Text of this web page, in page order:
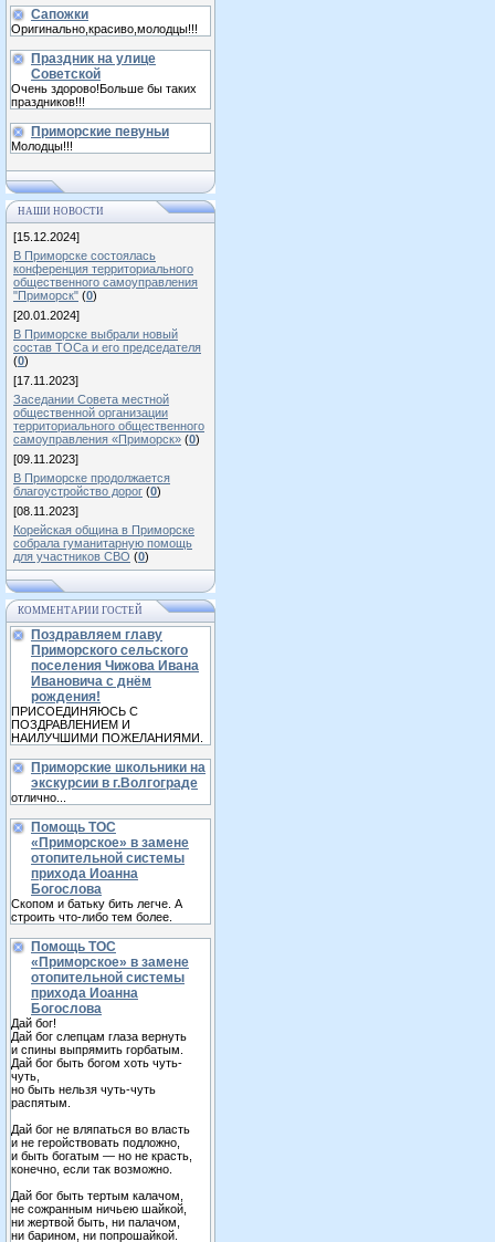
Сапожки
Оригинально,красиво,молодцы!!!
Праздник на улице
Советской
Очень здорово!Больше бы таких
праздников!!!
Приморские певуньи
Молодцы!!!
НАШИ НОВОСТИ
[15.12.2024]
В Приморске состоялась
конференция территориального
общественного самоуправления
"Приморск" (0)
[20.01.2024]
В Приморске выбрали новый
состав ТОСа и его председателя
(0)
[17.11.2023]
Заседании Совета местной
общественной организации
территориального общественного
самоуправления «Приморск» (0)
[09.11.2023]
В Приморске продолжается
благоустройство дорог (0)
[08.11.2023]
Корейская община в Приморске
собрала гуманитарную помощь
для участников СВО (0)
КОММЕНТАРИИ ГОСТЕЙ
Поздравляем главу
Приморского сельского
поселения Чижова Ивана
Ивановича с днём
рождения!
ПРИСОЕДИНЯЮСЬ С
ПОЗДРАВЛЕНИЕМ И
НАИЛУЧШИМИ ПОЖЕЛАНИЯМИ.
Приморские школьники на
экскурсии в г.Волгограде
отлично...
Помощь ТОС
«Приморское» в замене
отопительной системы
прихода Иоанна
Богослова
Скопом и батьку бить легче. А
строить что-либо тем более.
Помощь ТОС
«Приморское» в замене
отопительной системы
прихода Иоанна
Богослова
Дай бог!
Дай бог слепцам глаза вернуть
и спины выпрямить горбатым.
Дай бог быть богом хоть чуть-
чуть,
но быть нельзя чуть-чуть
распятым.
Дай бог не вляпаться во власть
и не геройствовать подложно,
и быть богатым — но не красть,
конечно, если так возможно.
Дай бог быть тертым калачом,
не сожранным ничьею шайкой,
ни жертвой быть, ни палачом,
ни барином, ни попрошайкой.